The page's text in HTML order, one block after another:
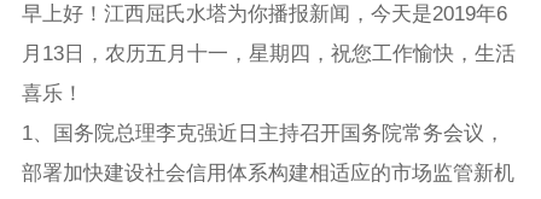
早上好！江西屈氏水塔为你播报新闻，今天是2019年6
月13日，农历五月十一，星期四，祝您工作愉快，生活
喜乐！
1、国务院总理李克强近日主持召开国务院常务会议，
部署加快建设社会信用体系构建相适应的市场监管新机